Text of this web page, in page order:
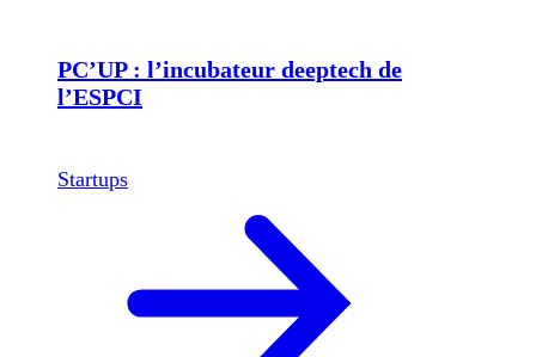
PC’UP : l’incubateur deeptech de
l’ESPCI
Startups